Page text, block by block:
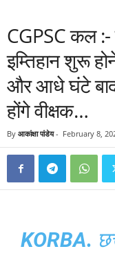
CGPSC कल
इम्तिहान शुरू
और आधे घंटे
होंगे वीक्षक…
By आकांक्षा पांडेय- February 8,
KORBA.